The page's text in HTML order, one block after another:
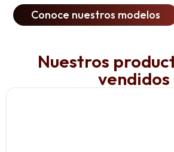
Conoce nuestros modelos
Nuestros
vendidos